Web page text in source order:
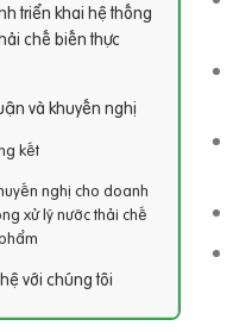
triển khai hệ thống
chế biến thực
và khuyến nghị
kết
nghị cho doanh
xử lý nước thải chế
với chúng tôi